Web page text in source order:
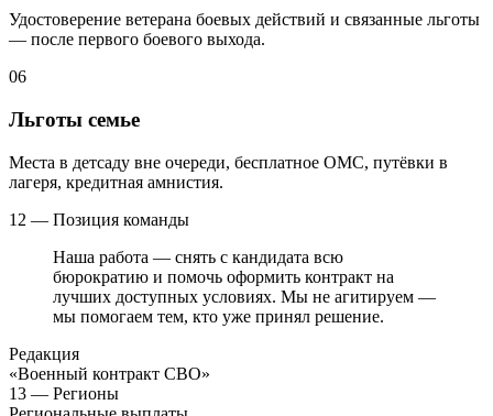
Удостоверение ветерана боевых действий и связанные льготы
— после первого боевого выхода.
06
Льготы семье
Места в детсаду вне очереди, бесплатное ОМС, путёвки в
лагеря, кредитная амнистия.
12 — Позиция команды
Наша работа — снять с кандидата всю
бюрократию и помочь оформить контракт на
лучших доступных условиях. Мы не агитируем —
мы помогаем тем, кто уже принял решение.
Редакция
«Военный контракт СВО»
13 — Регионы